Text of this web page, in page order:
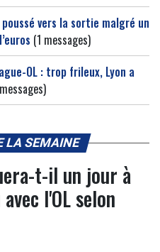
poussé vers la sortie malgré un
(1 messages)
OL : trop frileux, Lyon a
LA SEMAINE
t-il un jour à
l'OL selon